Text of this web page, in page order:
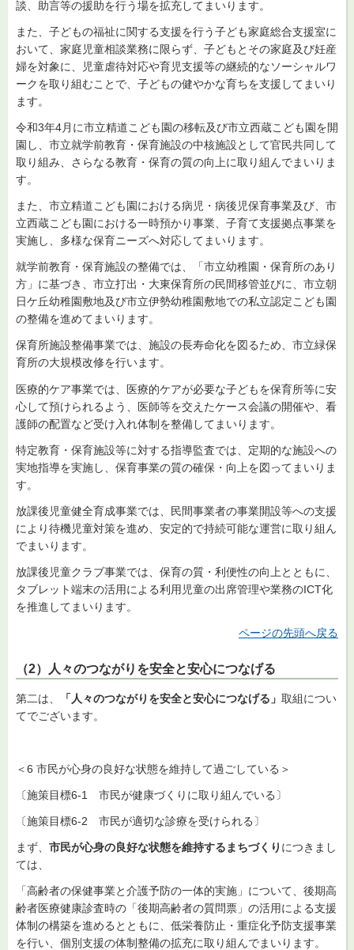
談、助言等の援助を行う場を拡充してまいります。
また、子どもの福祉に関する支援を行う子ども家庭総合支援室に
おいて、家庭児童相談業務に限らず、子どもとその家庭及び妊産
婦を対象に、児童虐待対応や育児支援等の継続的なソーシャルワ
ークを取り組むことで、子どもの健やかな育ちを支援してまいり
ます。
令和3年4月に市立精道こども園の移転及び市立西蔵こども園を開
園し、市立就学前教育・保育施設の中核施設として官民共同して
取り組み、さらなる教育・保育の質の向上に取り組んでまいりま
す。
また、市立精道こども園における病児・病後児保育事業及び、市
立西蔵こども園における一時預かり事業、子育て支援拠点事業を
実施し、多様な保育ニーズへ対応してまいります。
就学前教育・保育施設の整備では、「市立幼稚園・保育所のあり
方」に基づき、市立打出・大東保育所の民間移管並びに、市立朝
日ケ丘幼稚園敷地及び市立伊勢幼稚園敷地での私立認定こども園
の整備を進めてまいります。
保育所施設整備事業では、施設の長寿命化を図るため、市立緑保
育所の大規模改修を行います。
医療的ケア事業では、医療的ケアが必要な子どもを保育所等に安
心して預けられるよう、医師等を交えたケース会議の開催や、看
護師の配置など受け入れ体制を整備してまいります。
特定教育・保育施設等に対する指導監査では、定期的な施設への
実地指導を実施し、保育事業の質の確保・向上を図ってまいりま
す。
放課後児童健全育成事業では、民間事業者の事業開設等への支援
により待機児童対策を進め、安定的で持続可能な運営に取り組ん
でまいります。
放課後児童クラブ事業では、保育の質・利便性の向上とともに、
タブレット端末の活用による利用児童の出席管理や業務のICT化
を推進してまいります。
ページの先頭へ戻る
（2）人々のつながりを安全と安心につなげる
第二は、 「人々のつながりを安全と安心につなげる」 取組につい
てでございます。
＜6 市民が心身の良好な状態を維持して過ごしている＞
〔施策目標6-1 市民が健康づくりに取り組んでいる〕
〔施策目標6-2 市民が適切な診療を受けられる〕
まず、 市民が心身の良好な状態を維持するまちづくり につきまし
ては、
「高齢者の保健事業と介護予防の一体的実施」について、後期高
齢者医療健康診査時の「後期高齢者の質問票」の活用による支援
体制の構築を進めるとともに、低栄養防止・重症化予防支援事業
を行い、個別支援の体制整備の拡充に取り組んでまいります。